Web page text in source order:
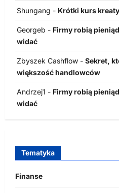
Shungang - Krótki kurs
Georgeb - Firmy robią
widać
Zbyszek Cashflow - Sekret,
większość handlowców
Andrzej1 - Firmy robią
widać
Tematyka
Finanse